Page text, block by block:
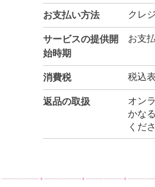
お支払い方法 クレ
サービスの提供開
始時期
お支
消費税 税込
返品の取扱
オン
かな
くだ